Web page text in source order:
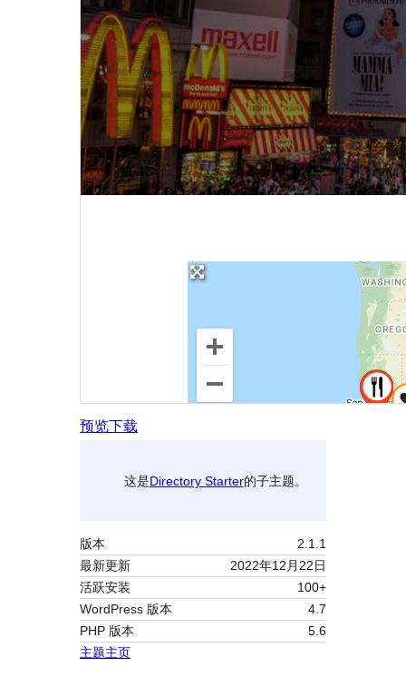
预览下载
这是Directory Starter的子主题。
版本
2.1.1
最新更新
2022年12月22日
活跃安装
100+
WordPress 版本
4.7
PHP 版本
5.6
主题主页